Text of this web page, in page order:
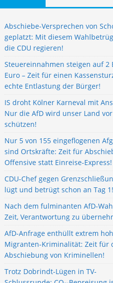
Abschiebe-Versprechen von
geplatzt: Mit diesem
die CDU regieren!
Steuereinnahmen steigen auf 2
Euro – Zeit für einen
echte Entlastung der Bürger!
IS droht Kölner Karneval mit
Nur die AfD wird unser Land
schützen!
Nur 5 von 155 eingeflogenen
sind Ortskräfte: Zeit für
Offensive statt Einreise-Express!
CDU-Chef gegen
lügt und betrügt schon an Tag 1!
Nach dem fulminanten AfD-
Zeit, Verantwortung zu
AfD-Anfrage enthüllt extrem
Migranten-Kriminalität: Zeit für
Abschiebung von Kriminellen!
Trotz Dobrindt-Lügen in TV-